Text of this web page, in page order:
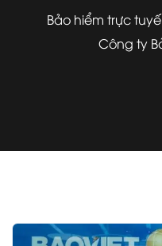
Bảo hiểm trực
Công ty